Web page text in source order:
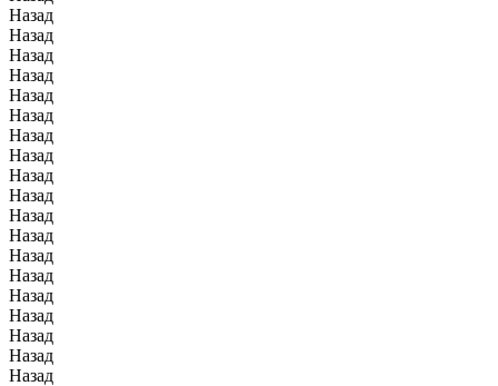
Назад
Назад
Назад
Назад
Назад
Назад
Назад
Назад
Назад
Назад
Назад
Назад
Назад
Назад
Назад
Назад
Назад
Назад
Назад